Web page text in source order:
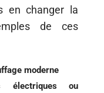
en changer la
de ces
moderne
électriques ou